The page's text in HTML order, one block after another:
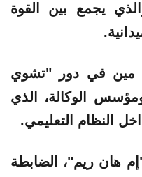
يجمع بين القوة
مين في دور "تشوي
الوكالة، الذي
النظام التعليمي.
هان ريم"، الضابطة